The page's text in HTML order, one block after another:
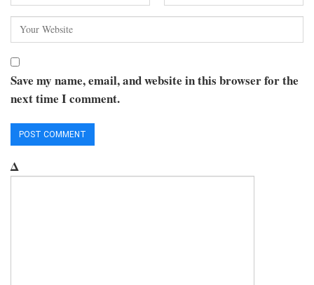
Save my name, email, and website in this browser for the
next time I comment.
Δ